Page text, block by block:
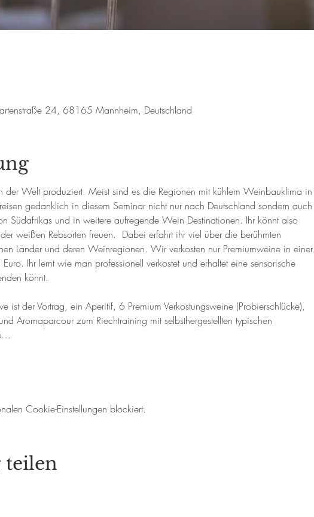
24, 68165 Mannheim, Deutschland
Welt produziert. Meist sind es die Regionen mit kühlem Weinbauklima in
gedanklich in diesem Seminar nicht nur nach Deutschland sondern auch
Südafrikas und in weitere aufregende Wein Destinationen. Ihr könnt also
weißen Rebsorten freuen.  Dabei erfahrt ihr viel über die berühmten
Länder und deren Weinregionen. Wir verkosten nur Premiumweine in einer
Ihr lernt wie man professionell verkostet und erhaltet eine sensorische
könnt.
ist der Vortrag, ein Aperitif, 6 Premium Verkostungsweine (Probierschlücke),
Aromaparcour zum Riechtraining mit selbsthergestellten typischen
Cookie-Einstellungen blockiert.
teilen